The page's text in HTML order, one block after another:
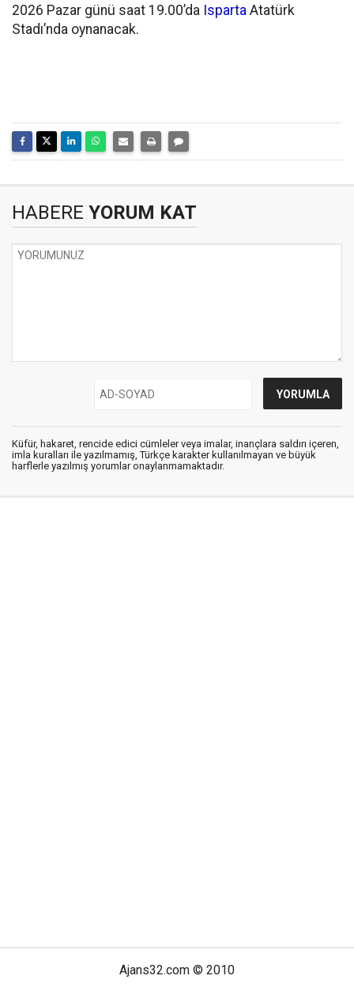
2026 Pazar günü saat 19.00’da Isparta Atatürk
Stadı’nda oynanacak.
HABERE YORUM KAT
Küfür, hakaret, rencide edici cümleler veya imalar, inançlara saldırı içeren,
imla kuralları ile yazılmamış, Türkçe karakter kullanılmayan ve büyük
harflerle yazılmış yorumlar onaylanmamaktadır.
Ajans32.com © 2010